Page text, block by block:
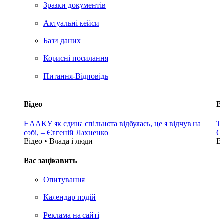
Зразки документів
Актуальні кейси
Бази даних
Корисні посилання
Питання-Відповідь
Відео
НААКУ як єдина спільнота відбулась, це я відчув на
собі, – Євгеній Лахненко
Відео • Влада i люди
Вас зацікавить
Опитування
Календар подій
Реклама на сайтi